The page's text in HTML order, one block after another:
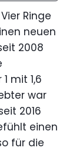
Ringe
neuen
2008
mit 1,6
war
2016
einen
für die